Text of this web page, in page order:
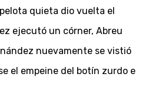
quieta dio vuelta el
ejecutó un córner, Abreu
nuevamente se vistió
el empeine del botín zurdo e